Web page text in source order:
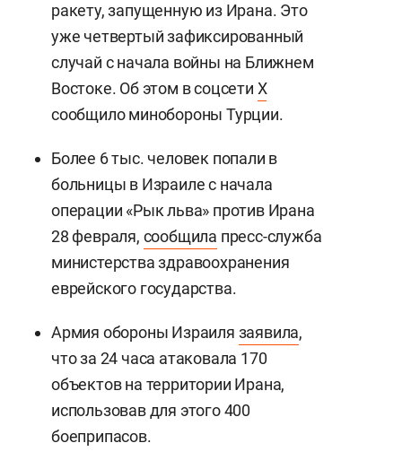
ракету, запущенную из Ирана. Это
уже четвертый зафиксированный
случай с начала войны на Ближнем
Востоке. Об этом в соцсети X
сообщило минобороны Турции.
Более 6 тыс. человек попали в
больницы в Израиле с начала
операции «Рык льва» против Ирана
28 февраля, сообщила пресс-служба
министерства здравоохранения
еврейского государства.
Армия обороны Израиля заявила,
что за 24 часа атаковала 170
объектов на территории Ирана,
использовав для этого 400
боеприпасов.